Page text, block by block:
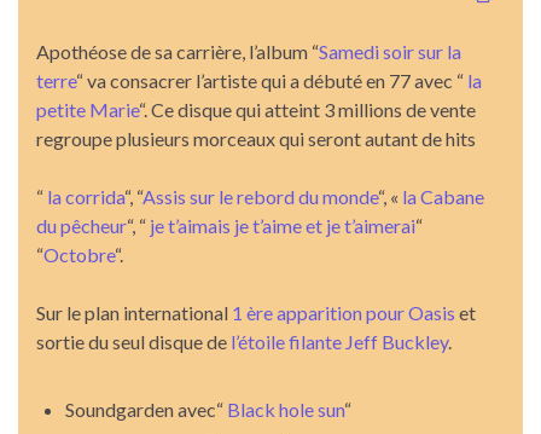
Apothéose de sa carrière, l’album “Samedi soir sur la
terre“ va consacrer l’artiste qui a débuté en 77 avec “ la
petite Marie“. Ce disque qui atteint 3 millions de vente
regroupe plusieurs morceaux qui seront autant de hits
“ la corrida“, “Assis sur le rebord du monde“, « la Cabane
du pêcheur“, “ je t’aimais je t’aime et je t’aimerai“
“Octobre“.
Sur le plan international 1 ère apparition pour Oasis et
sortie du seul disque de l’étoile filante Jeff Buckley.
Soundgarden avec“ Black hole sun“